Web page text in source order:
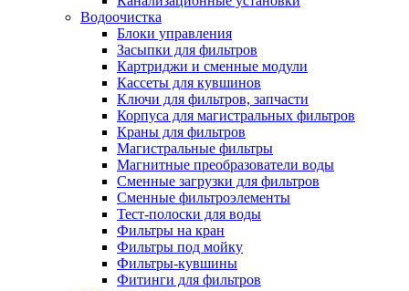
Полезные статьи
Новости и Акции
Оплата и доставка
Сервис-центр
Водоочистка
Блоки управления
Засыпки для фильтров
Картриджи и сменные модули
Кассеты для кувшинов
Ключи для фильтров, запчасти
Корпуса для магистральных фильтров
Краны для фильтров
Магистральные фильтры
Магнитные преобразователи воды
Сменные загрузки для фильтров
Сменные фильтроэлементы
Тест-полоски для воды
Фильтры на кран
Фильтры под мойку
Фильтры-кувшины
Фитинги для фильтров